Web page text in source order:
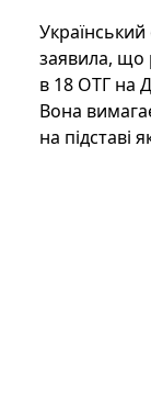
заявила, що
в 18 ОТГ на
Вона
на підставі